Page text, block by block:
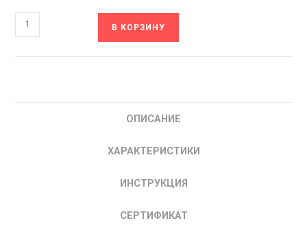
Количество
товара
В КОРЗИНУ
ОПИСАНИЕ
ХАРАКТЕРИСТИКИ
ИНСТРУКЦИЯ
СЕРТИФИКАТ